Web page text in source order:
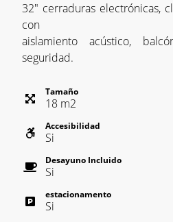
32" cerraduras electrónicas,
con
aislamiento acústico,
seguridad.
Tamaño
18 m2
Accesibilidad
Si
Desayuno Incluido
Si
estacionamento
Si